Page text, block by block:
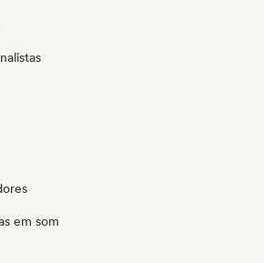
em som